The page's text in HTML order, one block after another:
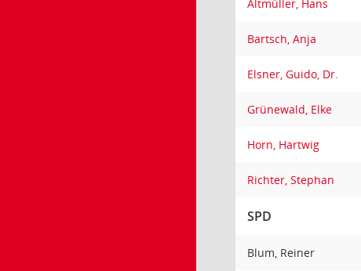
Altmüller, Hans
Bartsch, Anja
Elsner, Guido, Dr.
Grünewald, Elke
Horn, Hartwig
Richter, Stephan
SPD
Blum, Reiner